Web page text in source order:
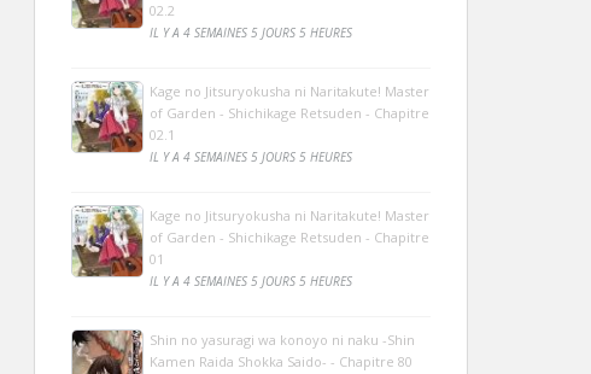
02.2
IL Y A 4 SEMAINES 5 JOURS 5 HEURES
Kage no Jitsuryokusha ni Naritakute! Master
of Garden - Shichikage Retsuden - Chapitre
02.1
IL Y A 4 SEMAINES 5 JOURS 5 HEURES
Kage no Jitsuryokusha ni Naritakute! Master
of Garden - Shichikage Retsuden - Chapitre
01
IL Y A 4 SEMAINES 5 JOURS 5 HEURES
Shin no yasuragi wa konoyo ni naku -Shin
Kamen Raida Shokka Saido- - Chapitre 80